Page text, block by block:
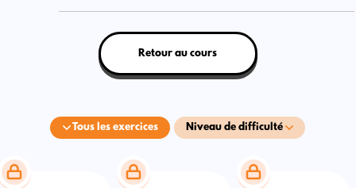
Tous les exercices Niveau de difficulté
Retour au cours